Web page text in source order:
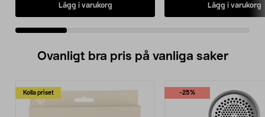
Lägg i varukorg Lägg i varukorg
Ovanligt bra pris på vanliga saker
Kolla priset -25%